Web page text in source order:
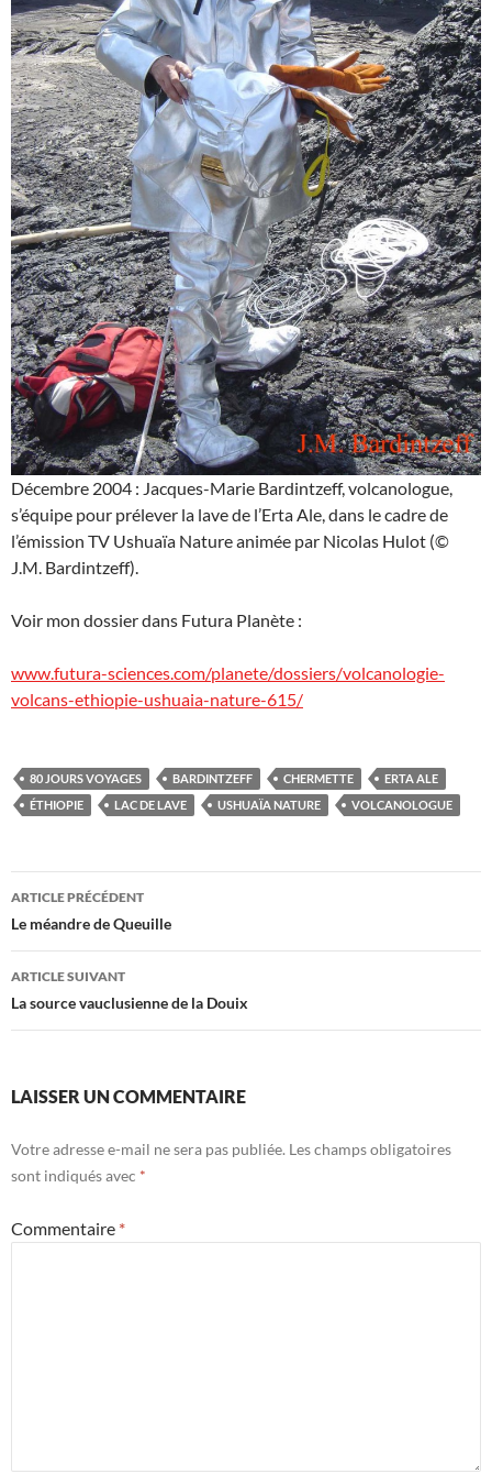
Décembre 2004 : Jacques-Marie Bardintzeff, volcanologue,
s’équipe pour prélever la lave de l’Erta Ale, dans le cadre de
l’émission TV Ushuaïa Nature animée par Nicolas Hulot (©
J.M. Bardintzeff).
Voir mon dossier dans Futura Planète :
www.futura-sciences.com/planete/dossiers/volcanologie-
volcans-ethiopie-ushuaia-nature-615/
80 JOURS VOYAGES BARDINTZEFF CHERMETTE
ERTA ALE
ÉTHIOPIE
LAC DE LAVE USHUAÏA NATURE VOLCANOLOGUE
Navigation
des
articles
ARTICLE PRÉCÉDENT
Le méandre de Queuille
ARTICLE SUIVANT
La source vauclusienne de la Douix
LAISSER UN COMMENTAIRE
Votre adresse e-mail ne sera pas publiée. Les champs obligatoires
sont indiqués avec *
Commentaire *